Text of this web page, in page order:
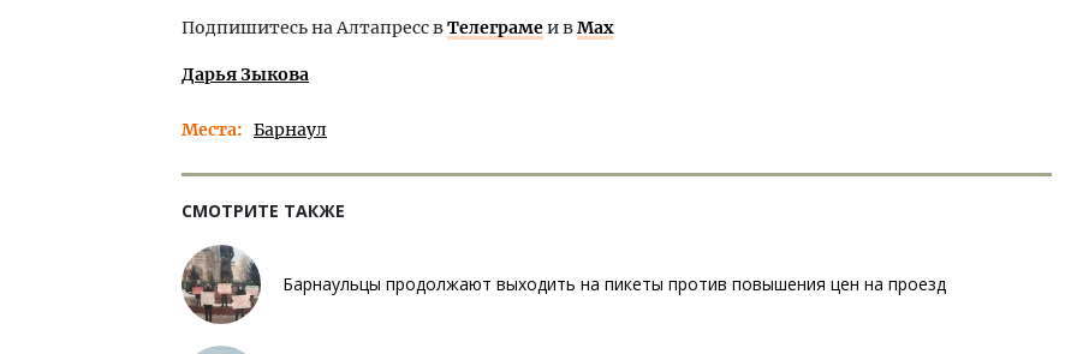
Подпишитесь на Алтапресс вТелеграмеи вMax
Дарья Зыкова
Места Барнаул
СМОТРИТЕ ТАКЖЕ
Барнаульцы продолжают выходить на пикеты против повышения цен на проезд